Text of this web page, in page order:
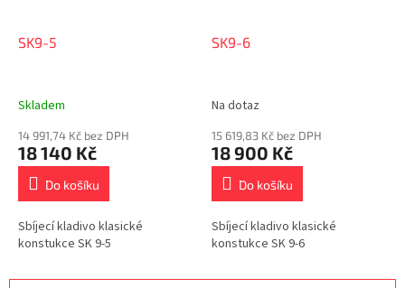
SK9-5
Skladem
14 991,74 Kč bez DPH
18 140 Kč
Do košíku
Sbíjecí kladivo klasické
konstukce SK 9-5
SK9-6
Na dotaz
15 619,83 Kč bez DPH
18 900 Kč
Do košíku
Sbíjecí kladivo klasické
konstukce SK 9-6